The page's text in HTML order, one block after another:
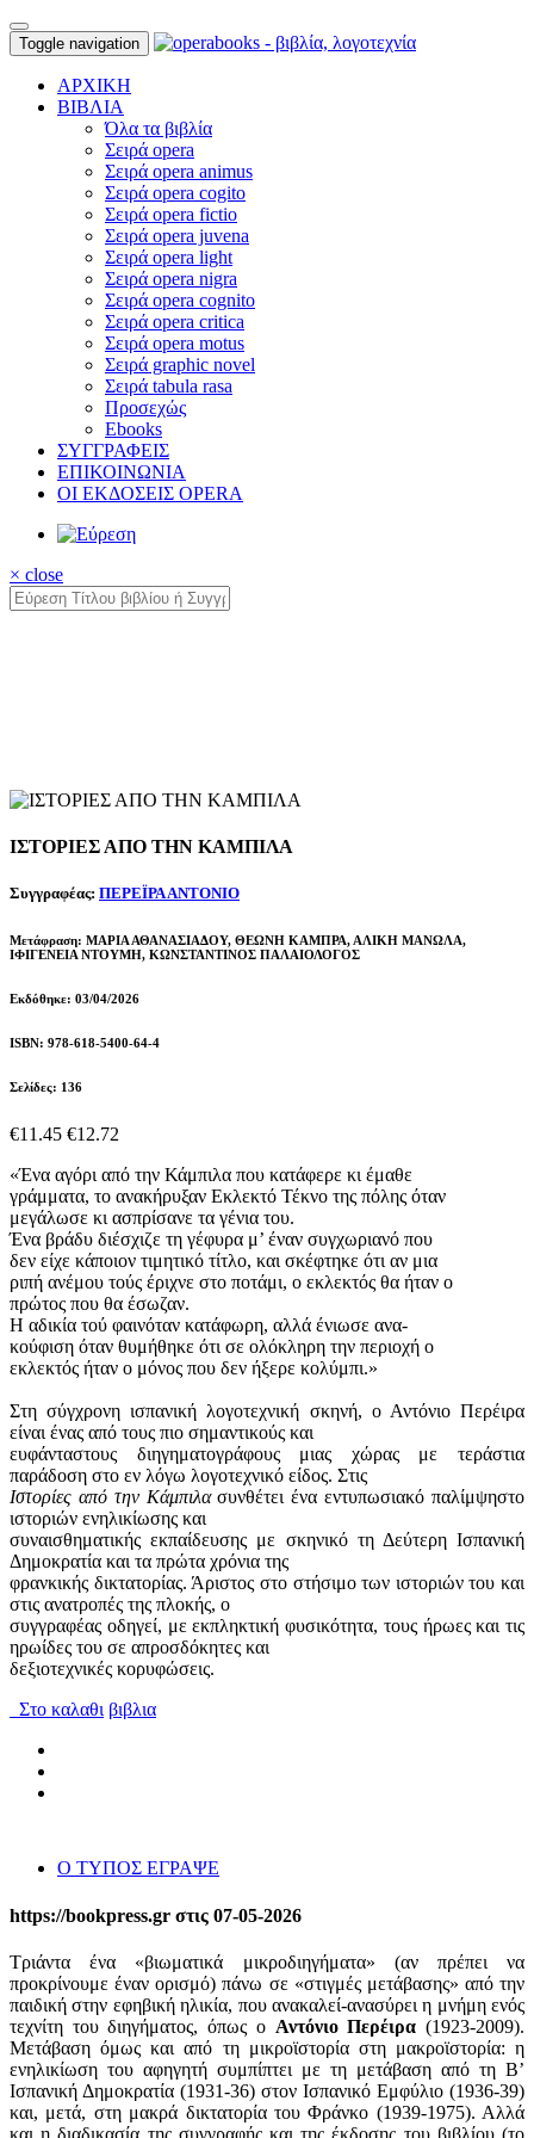
Toggle navigation
ΑΡΧΙΚΗ
ΒΙΒΛΙΑ
Όλα τα βιβλία
Σειρά opera
Σειρά opera animus
Σειρά opera cogito
Σειρά opera fictio
Σειρά opera juvena
Σειρά opera light
Σειρά opera nigra
Σειρά opera cognito
Σειρά opera critica
Σειρά opera motus
Σειρά graphic novel
Σειρά tabula rasa
Προσεχώς
Ebooks
ΣΥΓΓΡΑΦΕΙΣ
ΕΠΙΚΟΙΝΩΝΙΑ
ΟΙ ΕΚΔΟΣΕΙΣ OPERA
× close
ΙΣΤΟΡΙΕΣ ΑΠΟ ΤΗΝ ΚΑΜΠΙΛΑ
Συγγραφέας: ΠΕΡΕΪΡΑ ΑΝΤΟΝΙΟ
Μετάφραση: ΜΑΡΙΑ ΑΘΑΝΑΣΙΑΔΟΥ, ΘΕΩΝΗ ΚΑΜΠΡΑ, ΑΛΙΚΗ ΜΑΝΩΛΑ,
ΙΦΙΓΕΝΕΙΑ ΝΤΟΥΜΗ, ΚΩΝΣΤΑΝΤΙΝΟΣ ΠΑΛΑΙΟΛΟΓΟΣ
Εκδόθηκε: 03/04/2026
ISBN: 978-618-5400-64-4
Σελίδες: 136
€11.45 €12.72
«Ένα αγόρι από την Κάμπιλα που κατάφερε κι έμαθε
γράμματα, το ανακήρυξαν Εκλεκτό Τέκνο της πόλης όταν
μεγάλωσε κι ασπρίσανε τα γένια του.
Ένα βράδυ διέσχιζε τη γέφυρα μ’ έναν συγχωριανό που
δεν είχε κάποιον τιμητικό τίτλο, και σκέφτηκε ότι αν μια
ριπή ανέμου τούς έριχνε στο ποτάμι, ο εκλεκτός θα ήταν ο
πρώτος που θα έσωζαν.
Η αδικία τού φαινόταν κατάφωρη, αλλά ένιωσε ανα-
κούφιση όταν θυμήθηκε ότι σε ολόκληρη την περιοχή ο
εκλεκτός ήταν ο μόνος που δεν ήξερε κολύμπι.»
Στη σύγχρονη ισπανική λογοτεχνική σκηνή, ο Αντόνιο Περέιρα
είναι ένας από τους πιο σημαντικούς και
ευφάνταστους διηγηματογράφους μιας χώρας με τεράστια
παράδοση στο εν λόγω λογοτεχνικό είδος. Στις
Ιστορίες από την Κάμπιλασυνθέτει ένα εντυπωσιακό παλίμψηστο
ιστοριών ενηλικίωσης και
συναισθηματικής εκπαίδευσης με σκηνικό τη Δεύτερη Ισπανική
Δημοκρατία και τα πρώτα χρόνια της
φρανκικής δικτατορίας. Άριστος στο στήσιμο των ιστοριών του και
στις ανατροπές της πλοκής, ο
συγγραφέας οδηγεί, με εκπληκτική φυσικότητα, τους ήρωες και τις
ηρωίδες του σε απροσδόκητες και
δεξιοτεχνικές κορυφώσεις.
Στο καλαθι βιβλια
Ο ΤΥΠΟΣ ΕΓΡΑΨΕ
https://bookpress.gr στις 07-05-2026
Τριάντα ένα «βιωματικά μικροδιηγήματα» (αν πρέπει να
προκρίνουμε έναν ορισμό) πάνω σε «στιγμές μετάβασης» από την
παιδική στην εφηβική ηλικία, που ανακαλεί-ανασύρει η μνήμη ενός
τεχνίτη του διηγήματος, όπως ο Αντόνιο Περέιρα (1923-2009).
Μετάβαση όμως και από τη μικροϊστορία στη μακροϊστορία: η
ενηλικίωση του αφηγητή συμπίπτει με τη μετάβαση από τη Β’
Ισπανική Δημοκρατία (1931-36) στον Ισπανικό Εμφύλιο (1936-39)
και, μετά, στη μακρά δικτατορία του Φράνκο (1939-1975). Αλλά
και η διαδικασία της συγγραφής και της έκδοσης του βιβλίου (το